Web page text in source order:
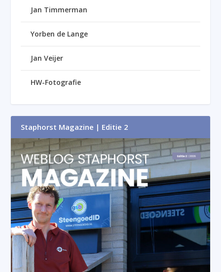
Jan Timmerman
Yorben de Lange
Jan Veijer
HW-Fotografie
Staphorst Magazine | Editie 2